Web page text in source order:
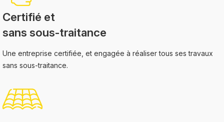
Certifié et
sans sous-traitance
Une entreprise certifiée, et engagée à réaliser tous ses travaux
sans sous-traitance.